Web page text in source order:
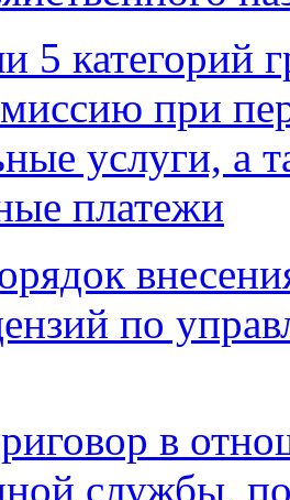
5 категорий
при
услуги, а
платежи
по
в
службы,